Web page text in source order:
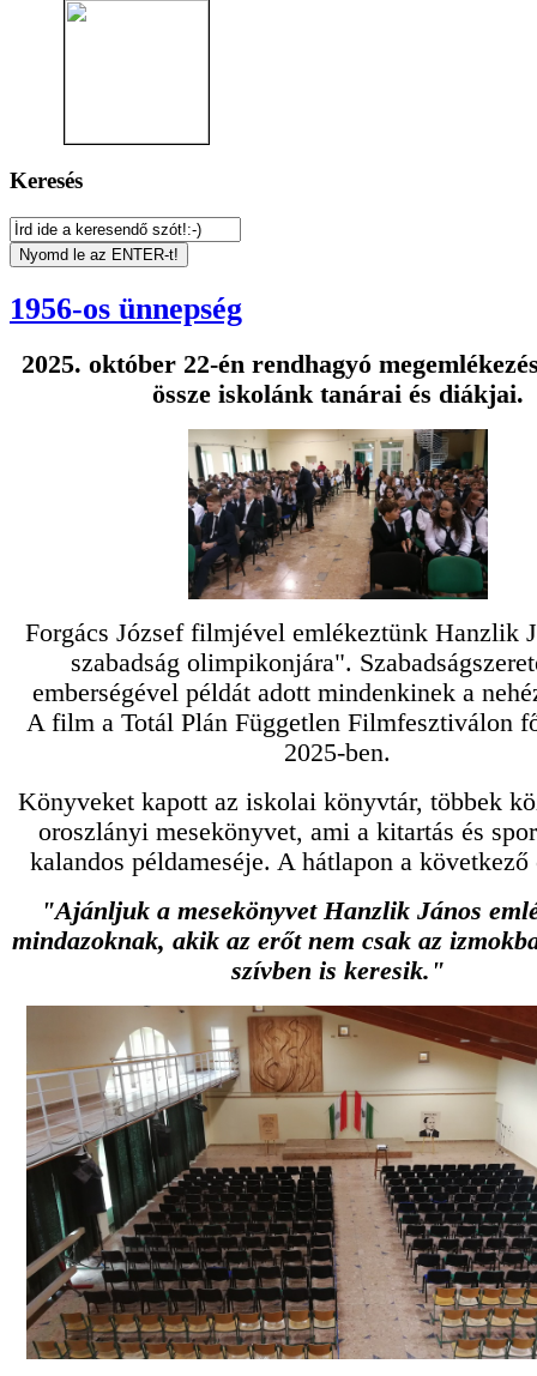
Keresés
1956-os ünnepség
2025. október 22-én rendhagyó
össze iskolánk tanárai és diákjai.
Forgács József filmjével emlékeztünk Hanzlik
szabadság olimpikonjára".
emberségével példát adott mindenkinek a
A film a Totál Plán Független Filmfesztiválon
2025-ben.
Könyveket kapott az iskolai könyvtár, többek
oroszlányi mesekönyvet, ami a kitartás és
kalandos példameséje. A hátlapon a következő
"Ajánljuk a mesekönyvet Hanzlik János
mindazoknak, akik az erőt nem csak az
szívben is keresik."